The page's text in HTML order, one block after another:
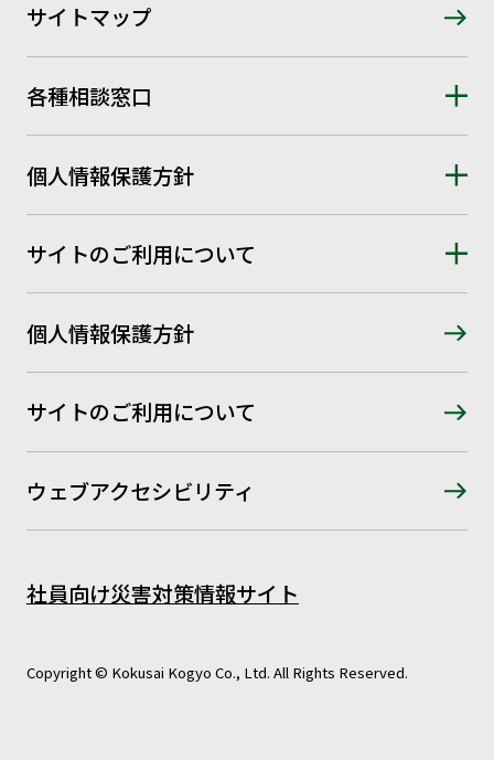
サイトマップ
各種相談窓口
個人情報保護方針
サイトのご利用について
個人情報保護方針
サイトのご利用について
ウェブアクセシビリティ
Copyright © Kokusai Kogyo Co., Ltd. All Rights Reserved.
社員向け災害対策情報サイト